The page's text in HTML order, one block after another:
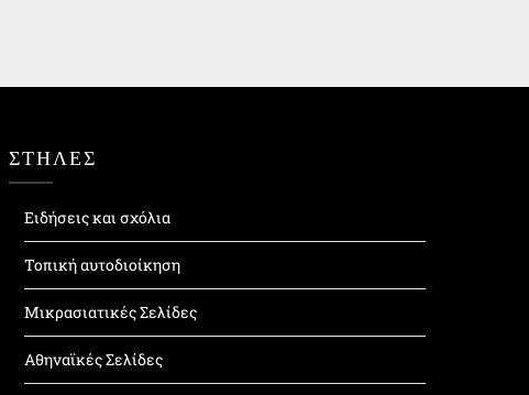
ΣΤΗΛΕΣ
Ειδήσεις και σχόλια
Τοπική αυτοδιοίκηση
Μικρασιατικές Σελίδες
Αθηναϊκές Σελίδες